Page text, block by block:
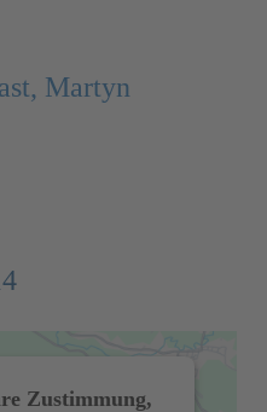
Martyn
Zustimmung,